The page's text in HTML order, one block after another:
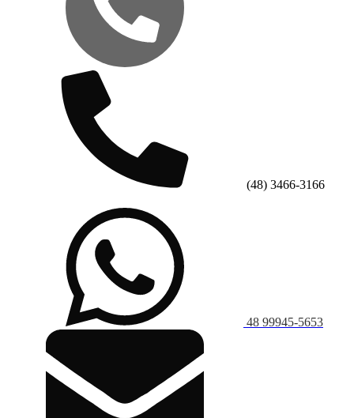
(48) 3466-3166
48 99945-5653